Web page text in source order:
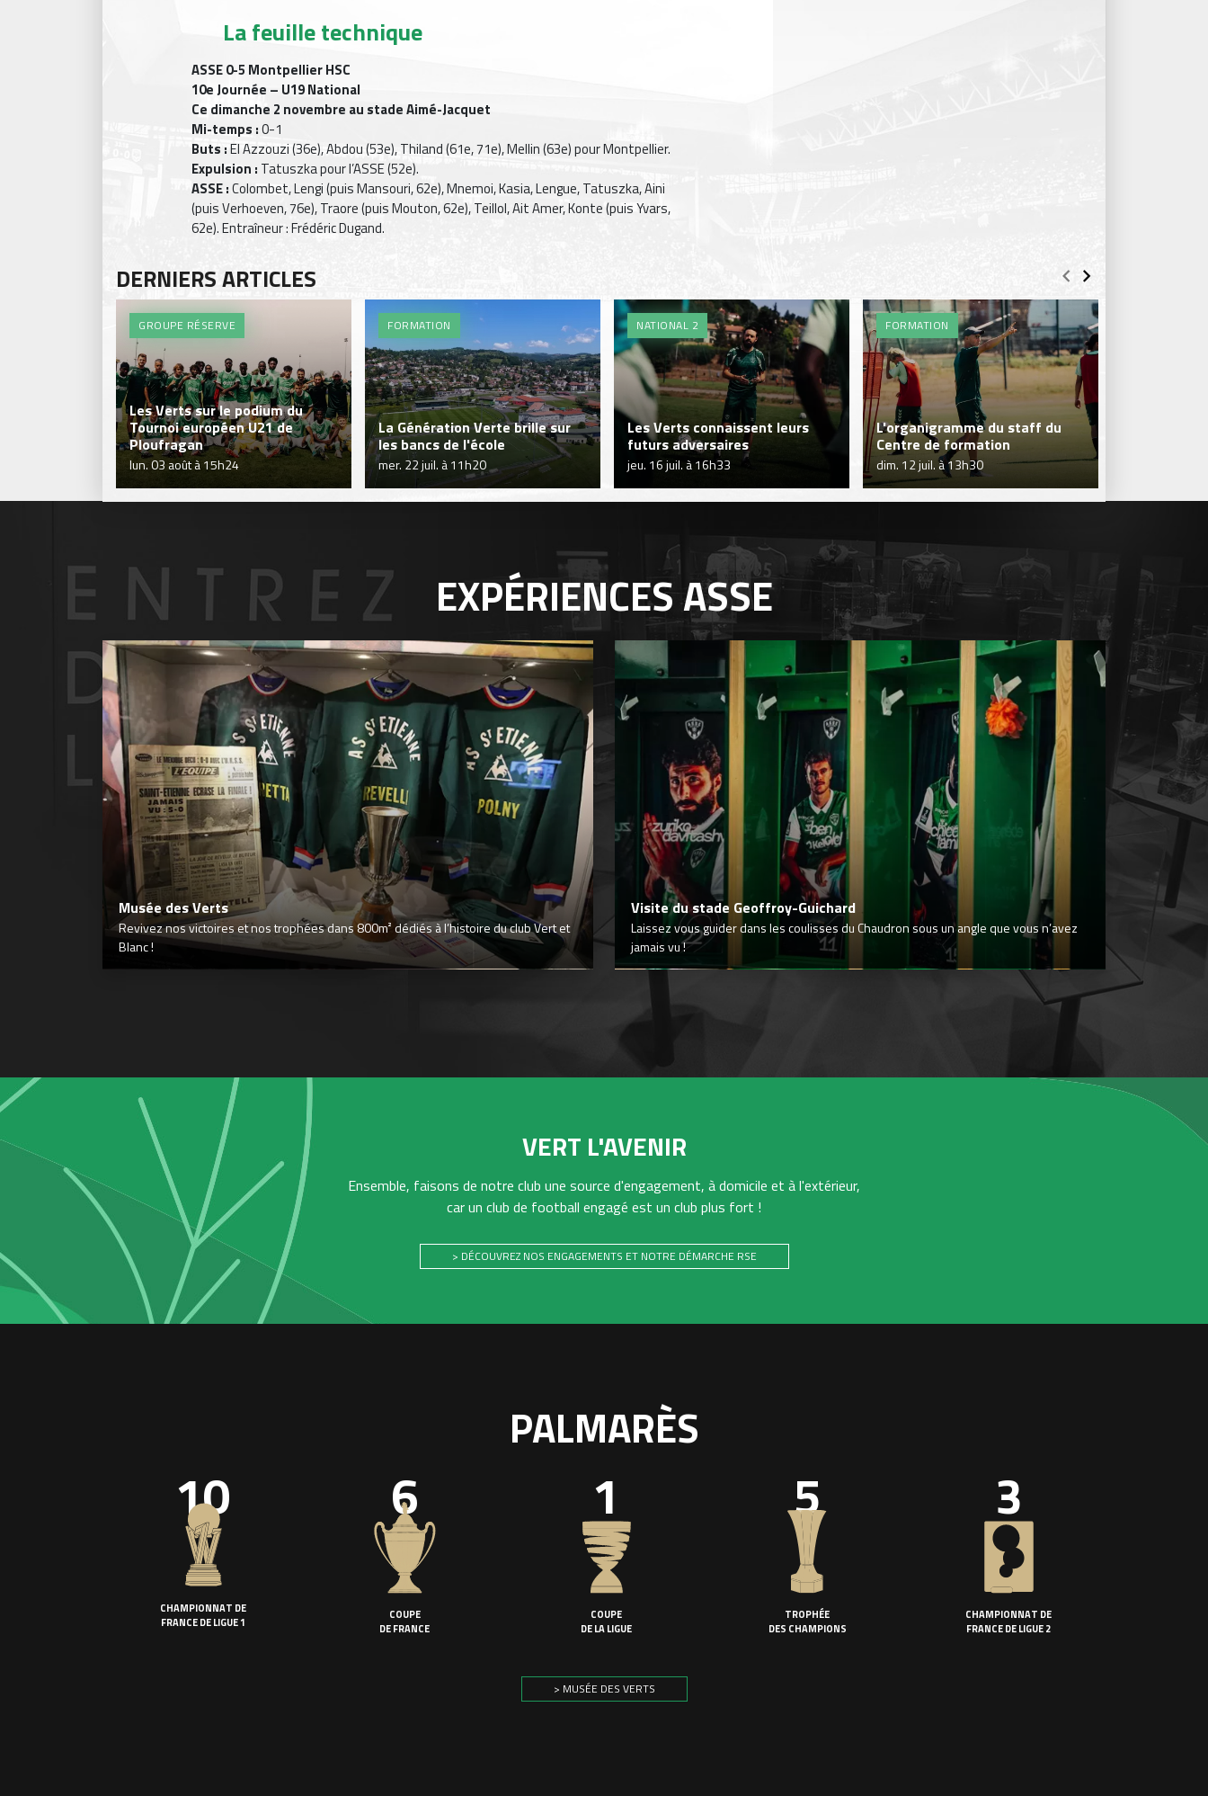
La feuille technique
ASSE 0-5 Montpellier HSC
10e Journée – U19 National
Ce dimanche 2 novembre au stade Aimé-Jacquet
Mi-temps :0-1
Buts :El Azzouzi (36e), Abdou (53e), Thiland (61e, 71e), Mellin (63e) pour Montpellier.
Expulsion : Tatuszka pour l’ASSE (52e).
ASSE :Colombet, Lengi (puis Mansouri, 62e), Mnemoi, Kasia, Lengue, Tatuszka, Aini
(puis Verhoeven, 76e), Traore (puis Mouton, 62e), Teillol, Ait Amer, Konte (puis Yvars,
62e). Entraîneur : Frédéric Dugand.
DERNIERS ARTICLES
GROUPE RÉSERVE
Les Verts sur le podium du
Tournoi européen U21 de
Ploufragan
lun. 03 août à 15h24
FORMATION
La Génération Verte brille sur
les bancs de l'école
mer. 22 juil. à 11h20
NATIONAL 2
Les Verts connaissent leurs
futurs adversaires
jeu. 16 juil. à 16h33
FORMATION
L'organigramme du staff du
Centre de formation
dim. 12 juil. à 13h30
EXPÉRIENCESASSE
Musée des Verts
Revivez nos victoires et nos trophées dans 800m² dédiés à l’histoire du club Vert et
Blanc !
Visite du stade Geoffroy-Guichard
Laissez vous guider dans les coulisses du Chaudron sous un angle que vous n’avez
jamais vu !
VERT L'AVENIR
Ensemble, faisons de notre club une source d'engagement, à domicile et à l'extérieur,
car un club de football engagé est un club plus fort !
> DÉCOUVREZ NOS ENGAGEMENTS ET NOTRE DÉMARCHE RSE
PALMARÈS
10
CHAMPIONNAT DE
FRANCE DE LIGUE 1
6
COUPE
DE FRANCE
1
COUPE
DE LA LIGUE
5
TROPHÉE
DES CHAMPIONS
3
CHAMPIONNAT DE
FRANCE DE LIGUE 2
> MUSÉE DES VERTS